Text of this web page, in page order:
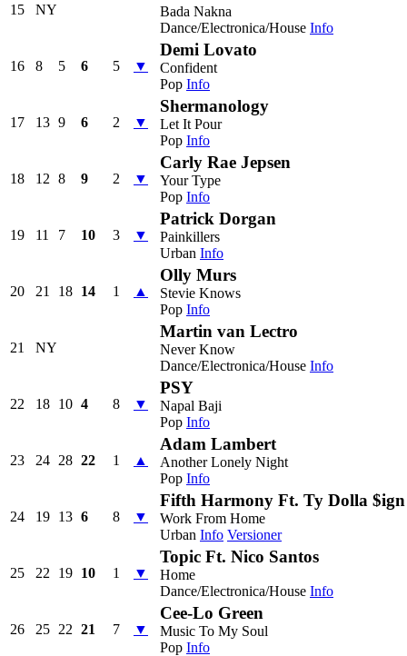
15 NY
Bada Nakna
Dance/Electronica/House Info
16 8 5 6 5 ▼
Demi Lovato
Confident
Pop Info
17 13 9 6 2 ▼
Shermanology
Let It Pour
Pop Info
18 12 8 9 2 ▼
Carly Rae Jepsen
Your Type
Pop Info
19 11 7 10 3 ▼
Patrick Dorgan
Painkillers
Urban Info
20 21 18 14 1 ▲
Olly Murs
Stevie Knows
Pop Info
21 NY
Martin van Lectro
Never Know
Dance/Electronica/House Info
22 18 10 4 8 ▼
PSY
Napal Baji
Pop Info
23 24 28 22 1 ▲
Adam Lambert
Another Lonely Night
Pop Info
24 19 13 6 8 ▼
Fifth Harmony Ft. Ty Dolla $ign
Work From Home
Urban Info Versioner
25 22 19 10 1 ▼
Topic Ft. Nico Santos
Home
Dance/Electronica/House Info
26 25 22 21 7 ▼
Cee-Lo Green
Music To My Soul
Pop Info